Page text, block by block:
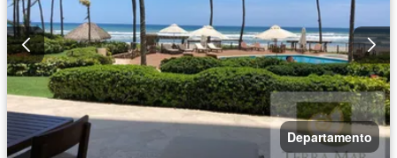
Departamento